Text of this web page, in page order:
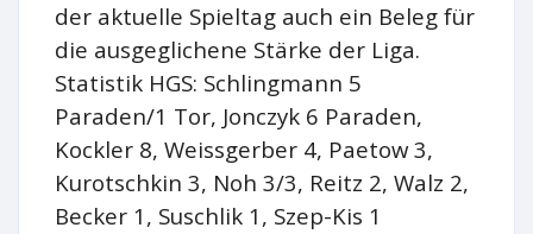
der aktuelle Spieltag auch ein Beleg für
die ausgeglichene Stärke der Liga.
Statistik HGS: Schlingmann 5
Paraden/1 Tor, Jonczyk 6 Paraden,
Kockler 8, Weissgerber 4, Paetow 3,
Kurotschkin 3, Noh 3/3, Reitz 2, Walz 2,
Becker 1, Suschlik 1, Szep-Kis 1